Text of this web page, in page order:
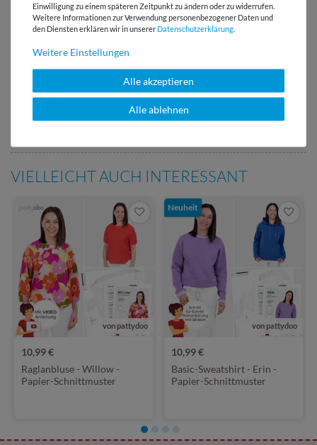
E-Mail Kundenservice
Antwort in 24h
Über 98% positive
Bewertungen
Über 110 Gratis
Schnittmuster für Dich
VIELLEICHT AUCH INTERESSANT
von pattydoo
10,99 €
Raglanbluse - Willow -
Papier-Schnittmuster
Neuheit
von pattydoo
10,99 €
Basic-Sweatshirt - Erin -
Papier-Schnittmuster
Einwilligung zu einem späteren Zeitpunkt zu ändern oder zu widerrufen.
Weitere Informationen zur Verwendung personenbezogener Daten und
den Diensten erklären wir in unserer Daten­schutz­erklärung
Weitere Einstellungen
Alle akzeptieren
Alle ablehnen